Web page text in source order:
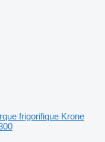
frigorifique Krone